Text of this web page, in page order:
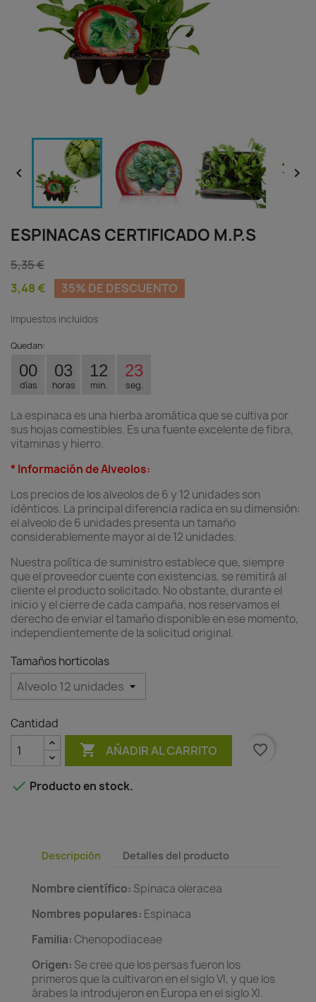
 
ESPINACAS CERTIFICADO M.P.S
5,35 €
3,48 €
35% DE DESCUENTO
Impuestos incluidos
Quedan:
00
días
03
horas
12
min.
23
seg.
La espinaca es una hierba aromática que se cultiva por
sus hojas comestibles. Es una fuente excelente de fibra,
vitaminas y hierro.
* Información de Alveolos:
Los precios de los alveolos de 6 y 12 unidades son
idénticos. La principal diferencia radica en su dimensión:
el alveolo de 6 unidades presenta un tamaño
considerablemente mayor al de 12 unidades.
Nuestra política de suministro establece que, siempre
que el proveedor cuente con existencias, se remitirá al
cliente el producto solicitado. No obstante, durante el
inicio y el cierre de cada campaña, nos reservamos el
derecho de enviar el tamaño disponible en ese momento,
independientemente de la solicitud original.
Tamaños horticolas
Cantidad
 AÑADIR AL CARRITO favorite_border
 Producto en stock.
Descripción Detalles del producto
Nombre científico: Spinaca oleracea
Nombres populares: Espinaca
Familia: Chenopodiaceae
Origen: Se cree que los persas fueron los
primeros que la cultivaron en el siglo VI, y que los
árabes la introdujeron en Europa en el siglo XI.